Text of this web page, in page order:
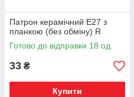
Патрон керамічний Е27 з
планкою (без обміну) R
Готово до відправки 18 од.
33 ₴
Купити